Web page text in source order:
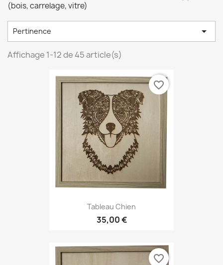
(bois, carrelage, vitre)
Pertinence 
Affichage 1-12 de 45 article(s)
Tableau Chien
35,00 €
favorite_border
favorite_border